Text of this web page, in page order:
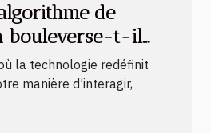
de
bouleverse-t-il
spontanées ?
la technologie redéfinit
manière d’interagir,